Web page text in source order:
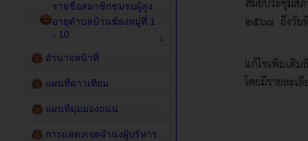
รายชื่อสมาชิกชมรมผู้สูง
อายุตำบลบ้านฆ้องหมู่ที่ 1
- 10
อำนาจหน้าที่
แผนที่ดาวเทียม
แผนที่มุมมองถนน
การแสดงเจตจำนงผู้บริหาร